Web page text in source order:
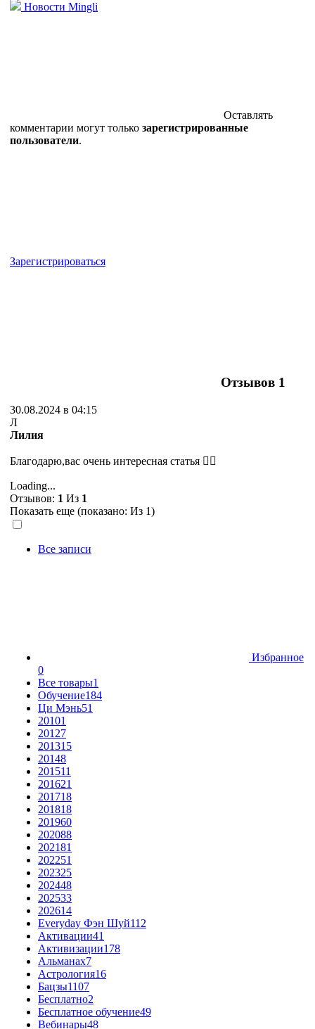
Новости Mingli
Оставлять
комментарии могут только зарегистрированные
пользователи.
Зарегистрироваться
Отзывов 1
30.08.2024 в 04:15
Л
Лилия
Благодарю,вас очень интересная статья 👍🏽
Loading...
Отзывов: 1 Из 1
Показать еще (показано: Из 1)
Все записи
Избранное
0
Все товары1
Обучение184
Ци Мэнь51
20101
20127
201315
20148
201511
201621
201718
201818
201960
202088
202181
202251
202325
202448
202533
202614
Everyday Фэн Шуй112
Активации41
Активизации178
Альманах7
Астрология16
Бацзы1107
Бесплатно2
Бесплатное обучение49
Вебинары48